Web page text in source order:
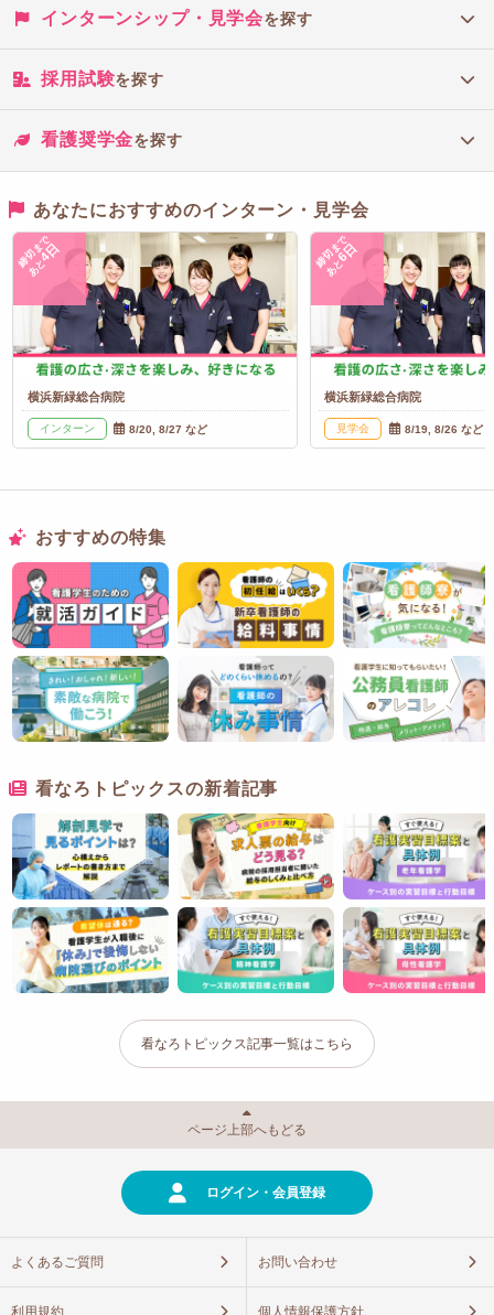
インターンシップ・見学会を探す
採用試験を探す
看護奨学金を探す
あなたにおすすめのインターン・見学会
締切まで
あと
4日
横浜新緑総合病院
インターン 8/20, 8/27 など
締切まで
あと
6日
横浜新緑総合病院
見学会 8/19, 8/26 など
おすすめの特集
看なろトピックスの新着記事
看なろトピックス記事一覧はこちら
ページ上部へもどる
ログイン・会員登録
よくあるご質問 お問い合わせ
利用規約 個人情報保護方針